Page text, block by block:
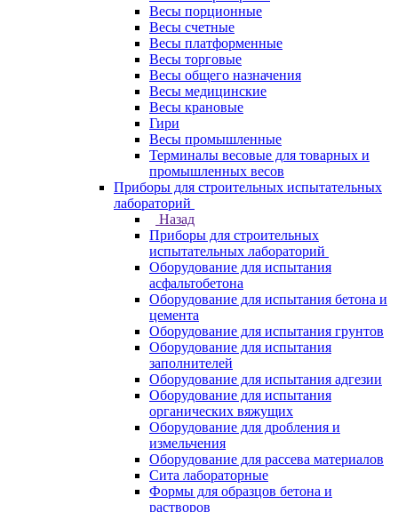
Весы порционные
Весы счетные
Весы платформенные
Весы торговые
Весы общего назначения
Весы медицинские
Весы крановые
Гири
Весы промышленные
Терминалы весовые для товарных и
промышленных весов
Приборы для строительных испытательных
лабораторий
Назад
Приборы для строительных
испытательных лабораторий
Оборудование для испытания
асфальтобетона
Оборудование для испытания бетона и
цемента
Оборудование для испытания грунтов
Оборудование для испытания
заполнителей
Оборудование для испытания адгезии
Оборудование для испытания
органических вяжущих
Оборудование для дробления и
измельчения
Оборудование для рассева материалов
Сита лабораторные
Формы для образцов бетона и
растворов